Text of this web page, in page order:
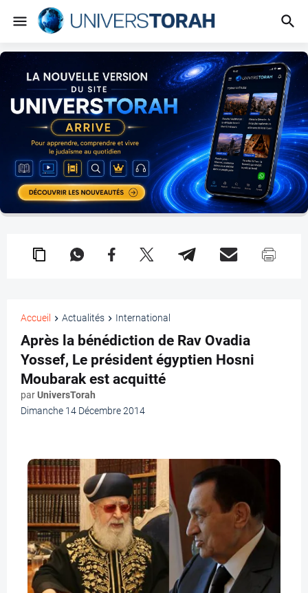
Accueil Actualités International
Après la bénédiction de Rav Ovadia
Yossef, Le président égyptien Hosni
Moubarak est acquitté
parUniversTorah
Dimanche 14 Décembre 2014